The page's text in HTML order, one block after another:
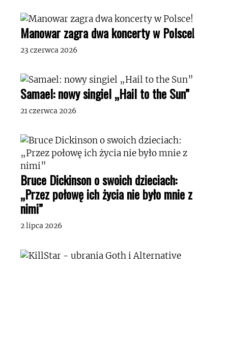
Manowar zagra dwa koncerty w Polsce!
23 czerwca 2026
Samael: nowy singiel „Hail to the Sun”
21 czerwca 2026
Bruce Dickinson o swoich dzieciach:
„Przez połowę ich życia nie było mnie z
nimi”
2 lipca 2026